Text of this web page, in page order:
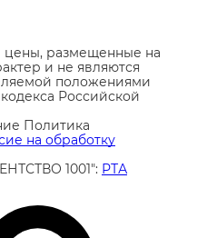
размещенные на
и не являются
положениями
Российской
Политика
на обработку
1001": РТА